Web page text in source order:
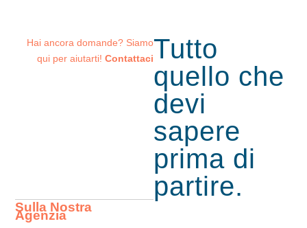
Hai ancora domande? Siamo
qui per aiutarti! ContattaciTutto
quello che
devi
sapere
prima di
partire.
Sulla Nostra
Agenzia